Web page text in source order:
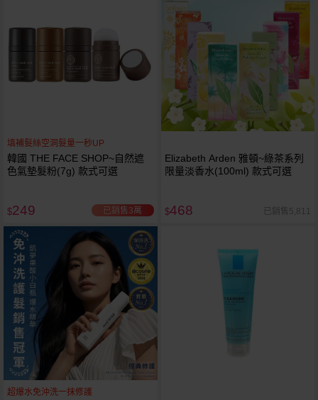
填補髮絲空洞髮量一秒UP
韓國 THE FACE SHOP~自然遮
色氣墊髮粉(7g) 款式可選
$249 已銷售3萬
Elizabeth Arden 雅頓~綠茶系列
限量淡香水(100ml) 款式可選
$468 已銷售5,811
超爆水免沖洗一抹修護